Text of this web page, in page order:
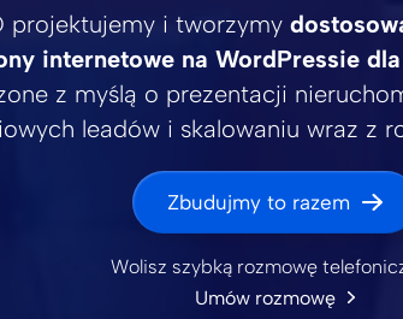
projektujemy i tworzymy
internetowe na WordPressie
z myślą o prezentacji
leadów i skalowaniu wraz z
Zbudujmy to razem
Wolisz szybką rozmowę
Umów rozmowę